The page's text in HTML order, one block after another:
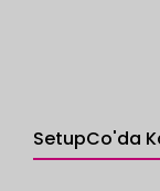
SetupCo'da